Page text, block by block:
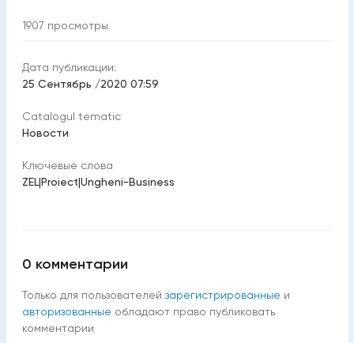
1907 просмотры
Дата публикации:
25 Сентябрь /2020 07:59
Catalogul tematic
Новости
Ключевые слова
ZEL|Proiect|Ungheni-Business
0 комментарии
Только для пользователей зарегистрированные и
авторизованные обладают право публиковать
комментарии